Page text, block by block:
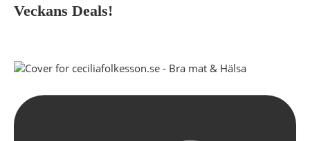
Veckans Deals!